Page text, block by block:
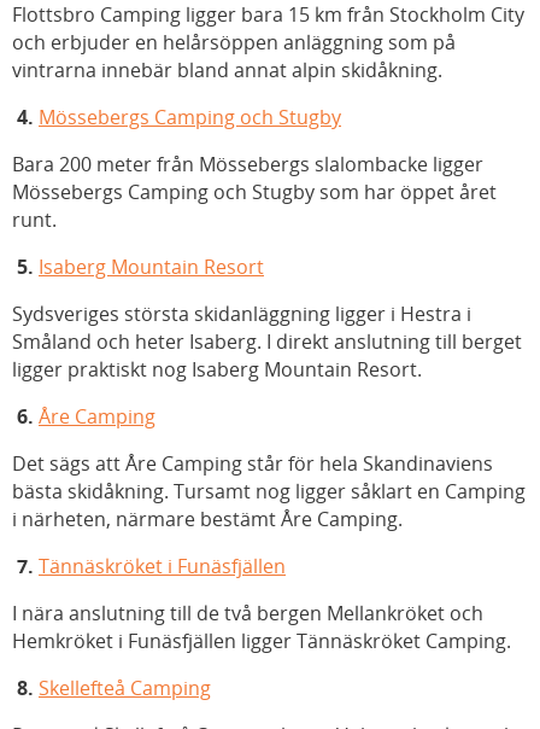
Flottsbro Camping ligger bara 15 km från Stockholm City
och erbjuder en helårsöppen anläggning som på
vintrarna innebär bland annat alpin skidåkning.
4. Mössebergs Camping och Stugby
Bara 200 meter från Mössebergs slalombacke ligger
Mössebergs Camping och Stugby som har öppet året
runt.
5. Isaberg Mountain Resort
Sydsveriges största skidanläggning ligger i Hestra i
Småland och heter Isaberg. I direkt anslutning till berget
ligger praktiskt nog Isaberg Mountain Resort.
6. Åre Camping
Det sägs att Åre Camping står för hela Skandinaviens
bästa skidåkning. Tursamt nog ligger såklart en Camping
i närheten, närmare bestämt Åre Camping.
7. Tännäskröket i Funäsfjällen
I nära anslutning till de två bergen Mellankröket och
Hemkröket i Funäsfjällen ligger Tännäskröket Camping.
8. Skellefteå Camping